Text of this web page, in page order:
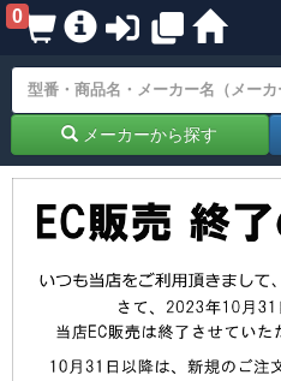
0
メーカーから探す